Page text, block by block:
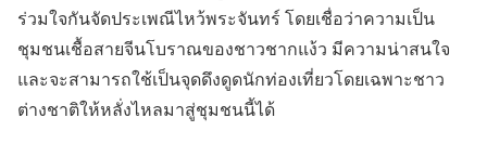
ร่วมใจกันจัดประเพณีไหว้พระจันทร์ โดยเชื่อว่าความเป็น
ชุมชนเชื้อสายจีนโบราณของชาวชากแง้ว มีความน่าสนใจ
และจะสามารถใช้เป็นจุดดึงดูดนักท่องเที่ยวโดยเฉพาะชาว
ต่างชาติให้หลั่งไหลมาสู่ชุมชนนี้ได้